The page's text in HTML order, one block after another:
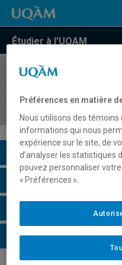
Étudier à l'UQAM
COURS//
ressources humaines
Description du cours
Horaire - Été 2026
Horaire - Automne 2026
Horaire - Hiver 2027
Préférences en matière
Nous utilisons des
informations qui nous
expérience sur le site, de
d’analyser les statistiques
pouvez personnaliser
« Préférences ».